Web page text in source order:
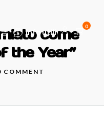
Info utili
0
come
the Year”
COMMENT